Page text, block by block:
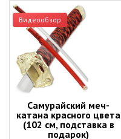
Видеообзор
Самурайский меч-
катана красного цвета
(102 см, подставка в
подарок)